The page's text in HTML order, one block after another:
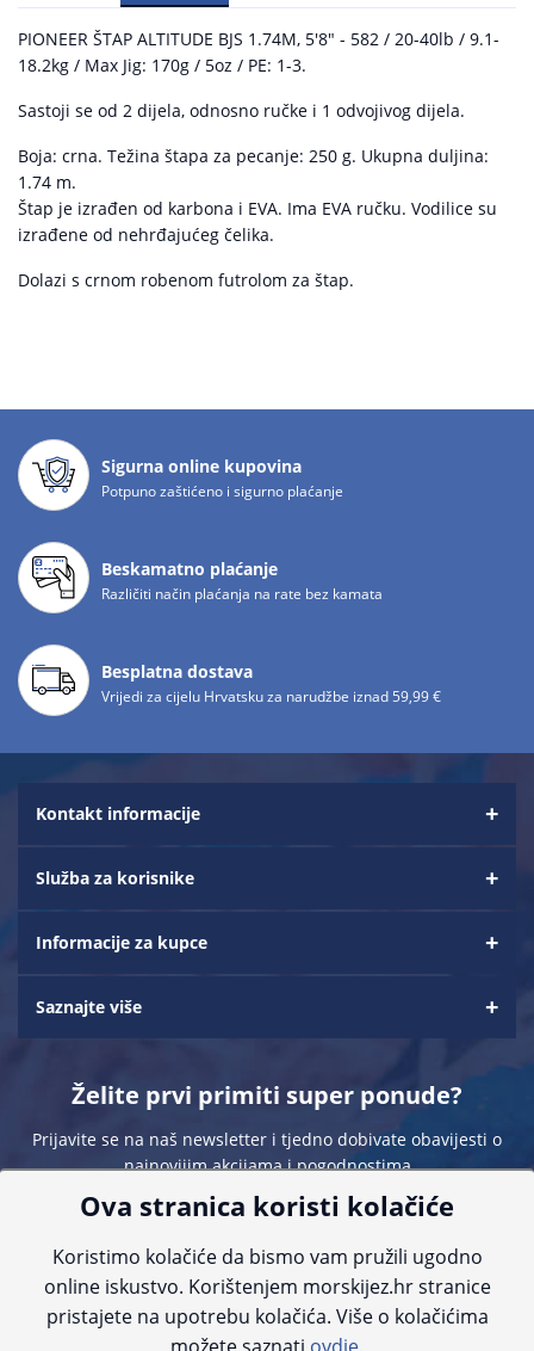
PIONEER ŠTAP ALTITUDE BJS 1.74M, 5'8" - 582 / 20-40lb / 9.1-
18.2kg / Max Jig: 170g / 5oz / PE: 1-3.
Sastoji se od 2 dijela, odnosno ručke i 1 odvojivog dijela.
Boja: crna. Težina štapa za pecanje: 250 g. Ukupna duljina:
1.74 m.
Štap je izrađen od karbona i EVA. Ima EVA ručku. Vodilice su
izrađene od nehrđajućeg čelika.
Dolazi s crnom robenom futrolom za štap.
Sigurna online kupovina
Potpuno zaštićeno i sigurno plaćanje
Beskamatno plaćanje
Različiti način plaćanja na rate bez kamata
Besplatna dostava
Vrijedi za cijelu Hrvatsku za narudžbe iznad 59,99 €
Kontakt informacije
Služba za korisnike
Informacije za kupce
Saznajte više
Želite prvi primiti super ponude?
Prijavite se na naš newsletter i tjedno dobivate obavijesti o
najnovijim akcijama i pogodnostima
Sve navedene cijene sadrže PDV. Pokušavamo osigurati što preciznije
Ova stranica koristi kolačiće
Koristimo kolačiće da bismo vam pružili ugodno
online iskustvo. Korištenjem morskijez.hr stranice
pristajete na upotrebu kolačića. Više o kolačićima
možete saznati ovdje.